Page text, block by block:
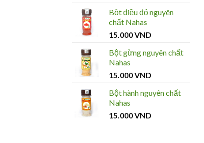
Bột điều đỏ nguyên
chất Nahas
15.000VND
Bột gừng nguyên chất
Nahas
15.000VND
Bột hành nguyên chất
Nahas
15.000VND